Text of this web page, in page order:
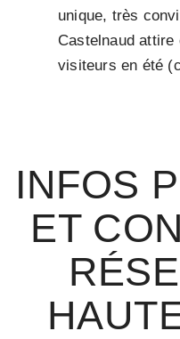
unique, très
Castelnaud attire
visiteurs en été
INFOS
ET